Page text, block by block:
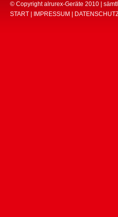
© Copyright alrurex-Geräte 2010 |
START
IMPRESSUM